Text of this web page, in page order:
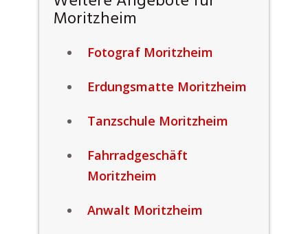
Moritzheim
Fotograf Moritzheim
Erdungsmatte Moritzheim
Tanzschule Moritzheim
Fahrradgeschäft
Moritzheim
Anwalt Moritzheim